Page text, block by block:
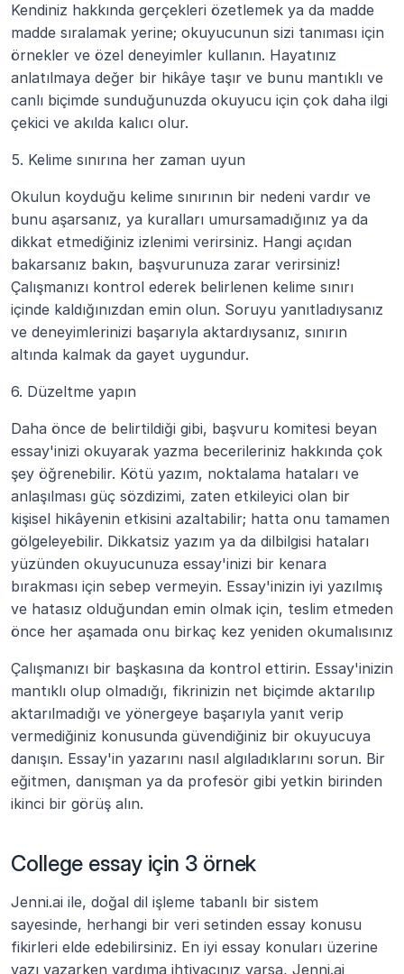
Kendiniz hakkında gerçekleri özetlemek ya da madde
madde sıralamak yerine; okuyucunun sizi tanıması için
örnekler ve özel deneyimler kullanın. Hayatınız
anlatılmaya değer bir hikâye taşır ve bunu mantıklı ve
canlı biçimde sunduğunuzda okuyucu için çok daha ilgi
çekici ve akılda kalıcı olur.
5. Kelime sınırına her zaman uyun
Okulun koyduğu kelime sınırının bir nedeni vardır ve
bunu aşarsanız, ya kuralları umursamadığınız ya da
dikkat etmediğiniz izlenimi verirsiniz. Hangi açıdan
bakarsanız bakın, başvurunuza zarar verirsiniz!
Çalışmanızı kontrol ederek belirlenen kelime sınırı
içinde kaldığınızdan emin olun. Soruyu yanıtladıysanız
ve deneyimlerinizi başarıyla aktardıysanız, sınırın
altında kalmak da gayet uygundur.
6. Düzeltme yapın
Daha önce de belirtildiği gibi, başvuru komitesi beyan
essay'inizi okuyarak yazma becerileriniz hakkında çok
şey öğrenebilir. Kötü yazım, noktalama hataları ve
anlaşılması güç sözdizimi, zaten etkileyici olan bir
kişisel hikâyenin etkisini azaltabilir; hatta onu tamamen
gölgeleyebilir. Dikkatsiz yazım ya da dilbilgisi hataları
yüzünden okuyucunuza essay'inizi bir kenara
bırakması için sebep vermeyin. Essay'inizin iyi yazılmış
ve hatasız olduğundan emin olmak için, teslim etmeden
önce her aşamada onu birkaç kez yeniden okumalısınız
Çalışmanızı bir başkasına da kontrol ettirin. Essay'inizin
mantıklı olup olmadığı, fikrinizin net biçimde aktarılıp
aktarılmadığı ve yönergeye başarıyla yanıt verip
vermediğiniz konusunda güvendiğiniz bir okuyucuya
danışın. Essay'in yazarını nasıl algıladıklarını sorun. Bir
eğitmen, danışman ya da profesör gibi yetkin birinden
ikinci bir görüş alın.
College essay için 3 örnek
Jenni.ai ile, doğal dil işleme tabanlı bir sistem
sayesinde, herhangi bir veri setinden essay konusu
fikirleri elde edebilirsiniz. En iyi essay konuları üzerine
yazı yazarken yardıma ihtiyacınız varsa, Jenni.ai